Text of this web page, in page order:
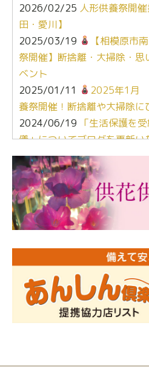
2026/02/25 人形供養祭開
田・愛川】
2025/03/19
【相模原市
祭開催】断捨離・大掃除・
ベント
2025/01/11
2025年1月
養祭開催！断捨離や大掃除に
2024/06/19 「生活保護を
儀」についてブログを更新い
2024/03/06【終活なるほ
ぶ！はじめてのお葬式」小さ
瀬 ご参加ありがとうござい
2024/01/19令和6年能登半
告
人形供養 寄付
2023/12/16終活なるほど教
ス®上鶴間 エンディングノ
2023/11/29 永田屋創業
ントホテル東京町田